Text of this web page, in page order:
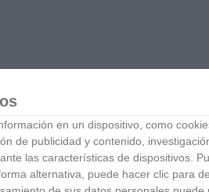
en un dispositivo, como
de publicidad y contenido,
las características de dispositivos.
alternativa, puede hacer clic